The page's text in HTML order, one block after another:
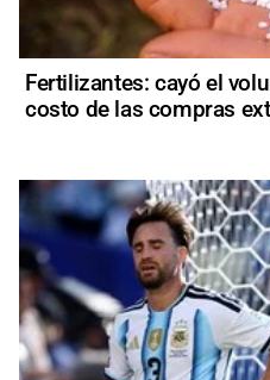
Fertilizantes: cayó el
costo de las compras